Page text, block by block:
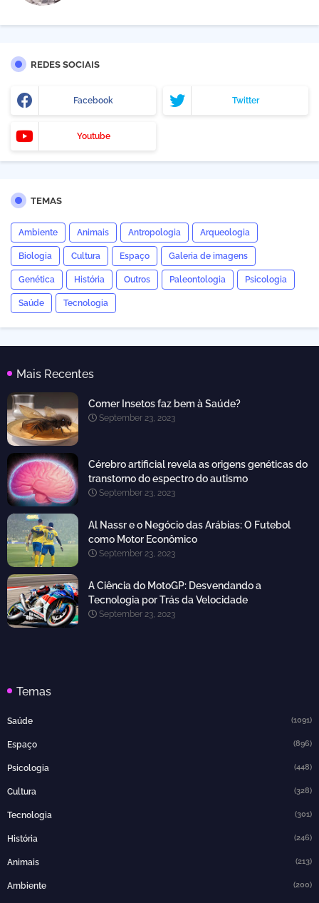
REDES SOCIAIS
Facebook Twitter
Youtube
TEMAS
Ambiente Animais Antropologia Arqueologia
Biologia Cultura Espaço Galeria de imagens
Genética História Outros Paleontologia Psicologia
Saúde Tecnologia
Mais Recentes
Comer Insetos faz bem à Saúde?
September 23, 2023
Cérebro artificial revela as origens genéticas do
transtorno do espectro do autismo
September 23, 2023
Al Nassr e o Negócio das Arábias: O Futebol
como Motor Econômico
September 23, 2023
A Ciência do MotoGP: Desvendando a
Tecnologia por Trás da Velocidade
September 23, 2023
Temas
Saúde (1091)
Espaço (896)
Psicologia (448)
Cultura (328)
Tecnologia (301)
História (246)
Animais (213)
Ambiente (200)